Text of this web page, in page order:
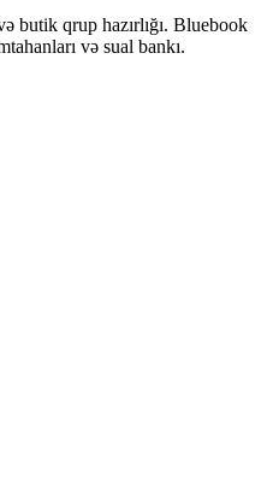
butik qrup hazırlığı. Bluebook
və sual bankı.